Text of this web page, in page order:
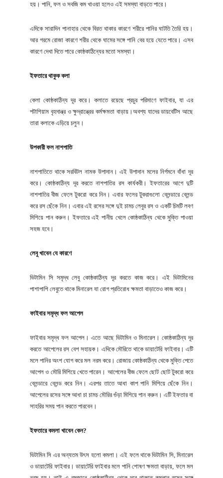
হয়। পানি, ফল ও সবজি কম খাওয়া হলেও এই সমস্যা বাড়তে পারে।
এদিকে সারাদিন পানাহার থেকে বিরত থাকার কারণে শরীরে পানির ঘাটতি তৈরি হয়।
আর গরমে রোজা কারণে শরীর থেকে ঘামের সঙ্গে পানি বের হয়ে যেতে পারে। এসব
কারণে দেখা দিতে পারে কোষ্ঠকাঠিন্যের মতো সমস্যা।
ইফতারে থাকুক কলা
কেলা কোষ্ঠকাঠিন্য দূর করে। কলাতে রয়েছে প্রচুর পরিমাণে ফাইবার, যা এর
পটাশিয়াম বৃহদান্ত্র ও ক্ষুদ্রান্ত্রের কর্মক্ষমতা বাড়ায়।অবশ্য যাদের ডায়বেটিস আছে
তারা কলাকে এড়িয়ে চলুন।
উপকারী ফল নাশপাতি
নাশপাতিতে থাকে সরবিটল নামক উপাদান। এই উপাদান মলের নির্গমনে বাঁধা দূর
করে। কোষ্ঠকাঠিন্য দূর করতে নাশপাতির রস কার্যকরী। ইফতারের আগে দুটি
নাশপাতির বীজ ফেলে টুকরো করে নিন। এবার ফলের টুকরাগুলো ব্লেন্ডারে ব্লেন্ড
করে রস ছেঁকে নিন। এবার এই রসের সঙ্গে দুই চামচ লেবুর রস ও একটি চিমটি লবণ
মিশিয়ে পান করুন। ইফতারে এই পানীয় খেলে কোষ্ঠকাঠিন্য থেকে মুক্তি পাওয়া
সহজ হবে।
লেবু খাবেন যে কারণে
ভিটামিন সি সমৃদ্ধ লেবু কোষ্ঠকাঠিন্য দূর করতে কাজ করে। এই ভিটামিনের
পাশাপাশি লেবুতে থাকে মিনারেল যা রোগ প্রতিরোধ ক্ষমতা বাড়াতেও কাজ করে।
ফাইবার সমৃদ্ধ ফল আপেল
ফাইবার সমৃদ্ধ ফল আপেল। এতে আছে ভিটামিন ও মিনারেল। কোষ্ঠকাঠিন্য দূর
করতে আপেলের রস বেশ সহায়ক। এদিকে মৌরিতে থাকে ডায়াটেরি ফাইবার। এটি
মলে পানির অংশ যোগ করে মল নরম করে। রোজায় কোষ্ঠকাঠিন্য থেকে মুক্তি পেতে
আপেল ও মৌরি মিশিয়ে খেতে পারেন। আপেলের বীজ ফেলে ছোট ছোট টুকরো করে
ব্লেন্ডারে ব্লেন্ড করে নিন। এরপর তাতে আধা কাপ পানি মিশিয়ে ছেঁকে নিন।
আপেলের রসের সঙ্গে আধা চা চামচ মৌরির গুঁড়া মিশিয়ে পান করুন। এটি ইফতার বা
সাহরির সময় পান করতে পারবেন।
ইফতারে কমলা খাবেন কেন?
ভিটামিন সি এর অন্যতম উৎস হলো কমলা। এই ফলে থাকে ভিটামিন সি, মিনারেল
ও ডায়াটেরি ফাইবার। ডায়াটেরি ফাইবার মলে পানি শোষণ ক্ষমতা বাড়ায়, ফলে মল